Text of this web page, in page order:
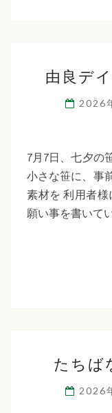
由良デ
2026
7月7日、七夕の
小さな笹に、事
素材を 利用者
願い事を書いて
たちば
2026